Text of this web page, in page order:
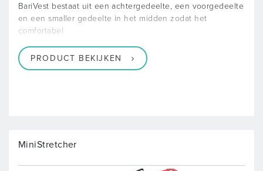
BariVest bestaat uit een achtergedeelte, een voorgedeelte
en een smaller gedeelte in het midden zodat het
comfortabel
PRODUCT BEKIJKEN
MiniStretcher